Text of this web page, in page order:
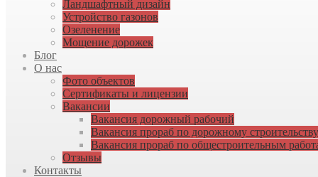
Ландшафтный дизайн
Устройство газонов
Озеленение
Мощение дорожек
Блог
О нас
Фото объектов
Сертификаты и лицензии
Вакансии
Вакансия дорожный рабочий
Вакансия прораб по дорожному строительству
Вакансия прораб по общестроительным
Отзывы
Контакты